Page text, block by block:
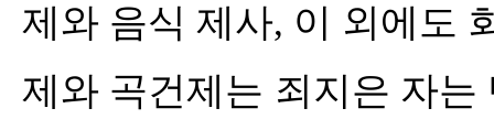
제와 음식 제사, 이 외에도
제와 곡건제는 죄지은 자